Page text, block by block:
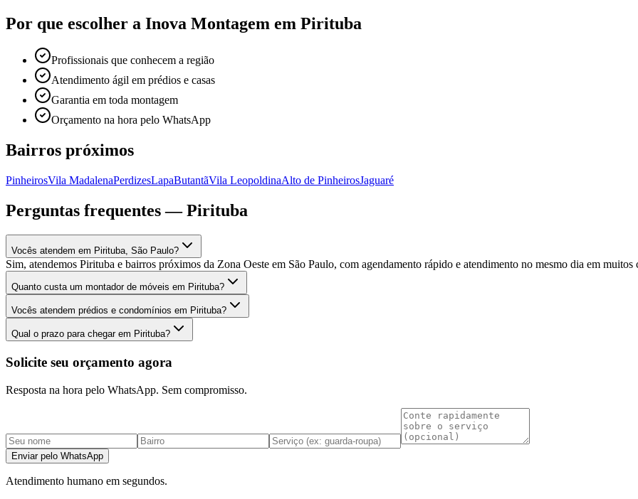
Por que escolher a Inova Montagem em Pirituba
Profissionais que conhecem a região
Atendimento ágil em prédios e casas
Garantia em toda montagem
Orçamento na hora pelo WhatsApp
Bairros próximos
PinheirosVila MadalenaPerdizesLapaButantãVila LeopoldinaAlto de PinheirosJaguaré
Perguntas frequentes —Pirituba
Vocês atendem em Pirituba, São Paulo?
Sim, atendemos Pirituba e bairros próximos da Zona Oeste em São Paulo, com agendamento rápido e atendimento no mesmo dia em muitos
Quanto custa um montador de móveis em Pirituba?
Vocês atendem prédios e condomínios em Pirituba?
Qual o prazo para chegar em Pirituba?
Solicite seu orçamento agora
Resposta na hora pelo WhatsApp. Sem compromisso.
Enviar pelo WhatsApp
Atendimento humano em segundos.